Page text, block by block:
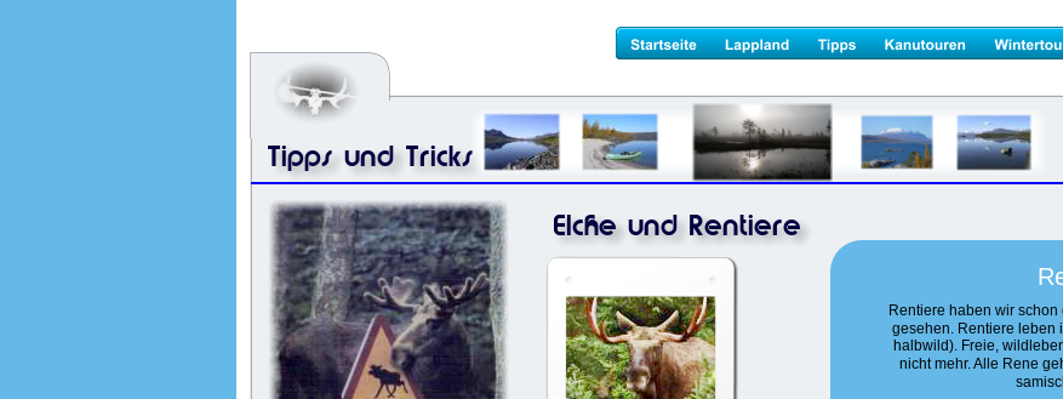
Elche und Rentiere
Rentiere haben wir schon
gesehen. Rentiere leben
halbwild). Freie,
nicht mehr. Alle Rene
Tipps und Tricks